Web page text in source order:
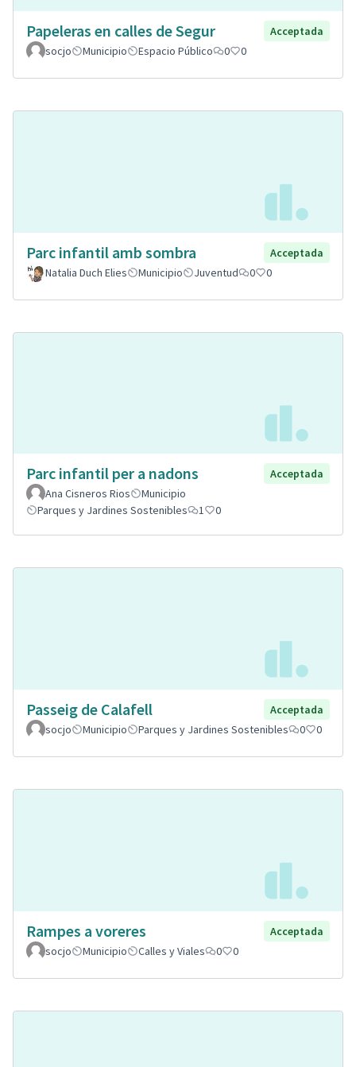
Papeleras en calles de Segur
Acceptada
socjo
Municipio Espacio Público 0 0
Parc infantil amb sombra
Acceptada
Natalia Duch Elies
Municipio Juventud 0 0
Parc infantil per a nadons
Acceptada
Ana Cisneros Rios
Municipio
Parques y Jardines Sostenibles
1 0
Passeig de Calafell
Acceptada
socjo
Municipio Parques y Jardines Sostenibles 0 0
Rampes a voreres
Acceptada
socjo
Municipio Calles y Viales 0 0